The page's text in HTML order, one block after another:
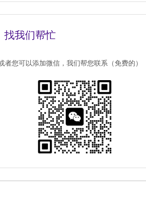
找我们帮忙
者您可以添加微信，我们帮您联系（免费的）